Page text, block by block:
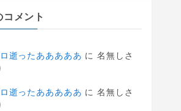
コメント
逝ったあああああ に名無しさ
逝ったあああああ に名無しさ